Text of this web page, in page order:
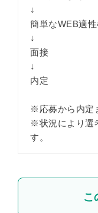
↓
簡単なWEB適
↓
面接
↓
内定
※応募から内定
※状況により選
す。
こ